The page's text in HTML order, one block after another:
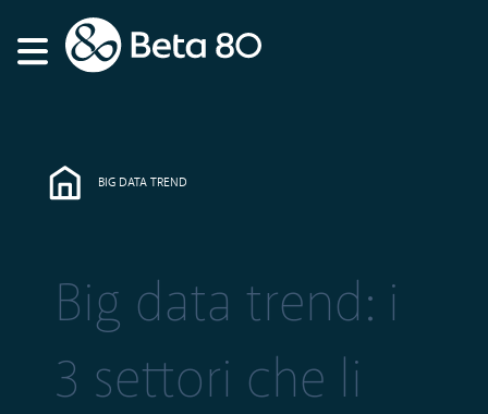
BIG DATA TREND
Big data trend: i
3 settori che li